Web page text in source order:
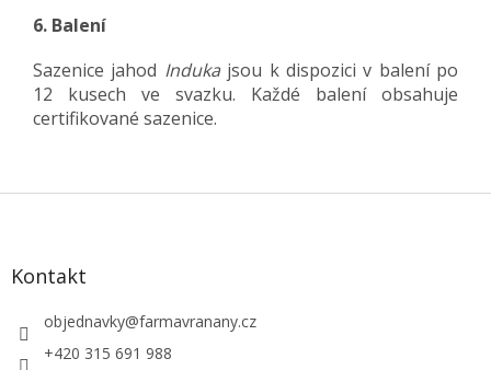
6. Balení
Sazenice jahod Indukajsou k dispozici v balení po
12 kusech ve svazku. Každé balení obsahuje
certifikované sazenice.
Z
Kontakt
objednavky@farmavranany.cz
+420 315 691 988